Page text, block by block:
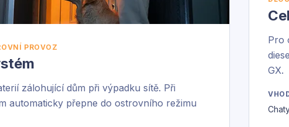
PROVOZ
zálohující dům při výpadku sítě. Při
automaticky přepne do ostrovního režimu
Pro
GX.